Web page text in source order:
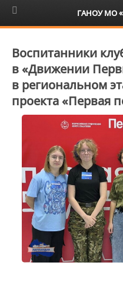
6+
Воспитанники
в «Движении
в региональном
проекта «Первая
ГАНОУ МО